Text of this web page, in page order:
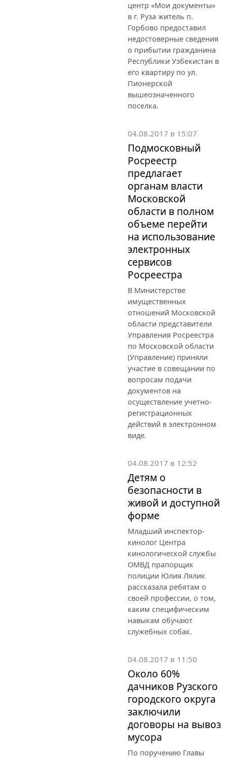
центр «Мои документы»
в г. Руза житель п.
Горбово предоставил
недостоверные сведения
о прибытии гражданина
Республики Узбекистан в
его квартиру по ул.
Пионерской
вышеозначенного
поселка.
04.08.2017 в 15:07
Подмосковный
Росреестр
предлагает
органам власти
Московской
области в полном
объеме перейти
на использование
электронных
сервисов
Росреестра
В Министерстве
имущественных
отношений Московской
области представители
Управления Росреестра
по Московской области
(Управление) приняли
участие в совещании по
вопросам подачи
документов на
осуществление учетно-
регистрационных
действий в электронном
виде.
04.08.2017 в 12:52
Детям о
безопасности в
живой и доступной
форме
Младший инспектор-
кинолог Центра
кинологической службы
ОМВД прапорщик
полиции Юлия Лялик
рассказала ребятам о
своей профессии, о том,
каким специфическим
навыкам обучают
служебных собак.
04.08.2017 в 11:50
Около 60%
дачников Рузского
городского округа
заключили
договоры на вывоз
мусора
По поручению Главы